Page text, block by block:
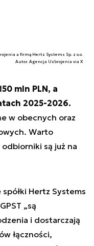
a firmą Hertz Systems Sp. z o.o.
Autor. Agencja Uzbrojenia via X
mln PLN, a
2025-2026.
w obecnych oraz
Warto
są już na
Hertz Systems
„są
i dostarczają
łączności,